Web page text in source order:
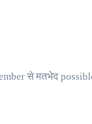
से मतभेद